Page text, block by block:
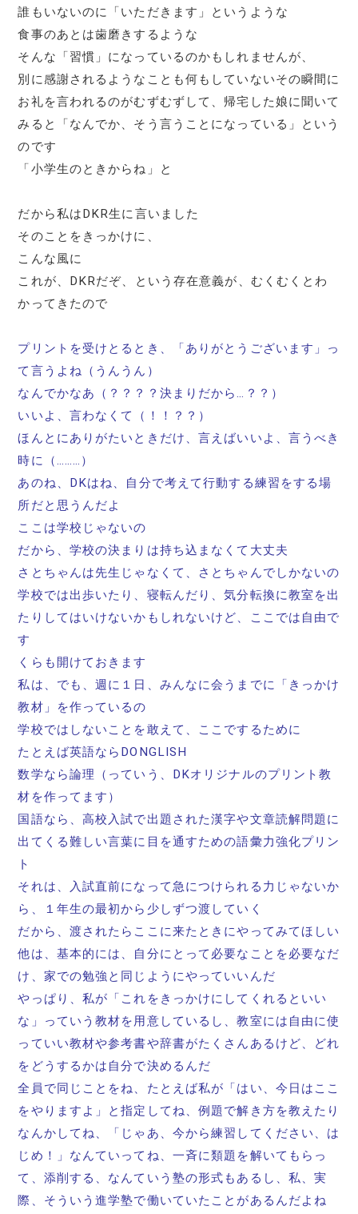
誰もいないのに「いただきます」というような
食事のあとは歯磨きするような
そんな「習慣」になっているのかもしれませんが、
別に感謝されるようなことも何もしていないその瞬間に
お礼を言われるのがむずむずして、帰宅した娘に聞いて
みると「なんでか、そう言うことになっている」という
のです
「小学生のときからね」と
だから私はDKR生に言いました
そのことをきっかけに、
こんな風に
これが、DKRだぞ、という存在意義が、むくむくとわ
かってきたので
プリントを受けとるとき、「ありがとうございます」っ
て言うよね（うんうん）
なんでかなあ（？？？？決まりだから…？？）
いいよ、言わなくて（！！？？）
ほんとにありがたいときだけ、言えばいいよ、言うべき
時に（………）
あのね、DKはね、自分で考えて行動する練習をする場
所だと思うんだよ
ここは学校じゃないの
だから、学校の決まりは持ち込まなくて大丈夫
さとちゃんは先生じゃなくて、さとちゃんでしかないの
学校では出歩いたり、寝転んだり、気分転換に教室を出
たりしてはいけないかもしれないけど、ここでは自由で
す
くらも開けておきます
私は、でも、週に１日、みんなに会うまでに「きっかけ
教材」を作っているの
学校ではしないことを敢えて、ここでするために
たとえば英語ならDONGLISH
数学なら論理（っていう、DKオリジナルのプリント教
材を作ってます）
国語なら、高校入試で出題された漢字や文章読解問題に
出てくる難しい言葉に目を通すための語彙力強化プリン
ト
それは、入試直前になって急につけられる力じゃないか
ら、１年生の最初から少しずつ渡していく
だから、渡されたらここに来たときにやってみてほしい
他は、基本的には、自分にとって必要なことを必要なだ
け、家での勉強と同じようにやっていいんだ
やっぱり、私が「これをきっかけにしてくれるといい
な」っていう教材を用意しているし、教室には自由に使
っていい教材や参考書や辞書がたくさんあるけど、どれ
をどうするかは自分で決めるんだ
全員で同じことをね、たとえば私が「はい、今日はここ
をやりますよ」と指定してね、例題で解き方を教えたり
なんかしてね、「じゃあ、今から練習してください、は
じめ！」なんていってね、一斉に類題を解いてもらっ
て、添削する、なんていう塾の形式もあるし、私、実
際、そういう進学塾で働いていたことがあるんだよね